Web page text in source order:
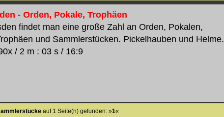
- Orden, Pokale, Trophäen
findet man eine große Zahl an Orden, Pokalen,
und Sammlerstücken. Pickelhauben und Helme.
/ 2 m : 03 s / 16:9
auf 1 Seite(n) gefunden: »1«